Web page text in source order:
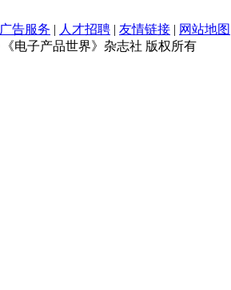
广告服务 | 人才招聘 | 友情链接 | 网站地图
《电子产品世界》杂志社 版权所有